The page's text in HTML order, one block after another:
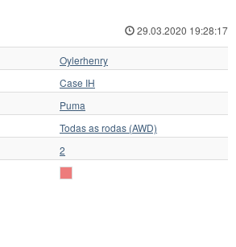
29.03.2020 19:28:17
Oylerhenry
Case IH
Puma
Todas as rodas (AWD)
2